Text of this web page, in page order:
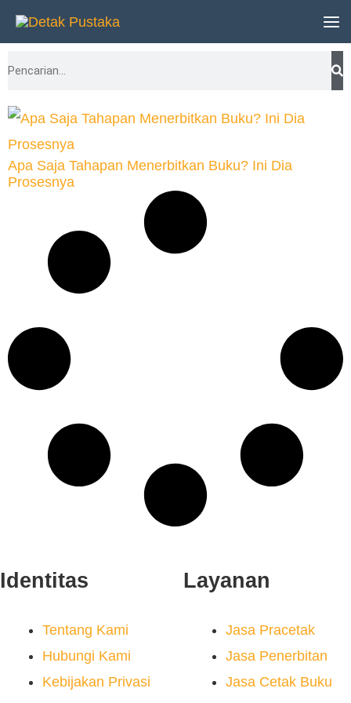
Lewati
konten
Search
Apa Saja Tahapan Menerbitkan Buku? Ini Dia
Prosesnya
Identitas
Tentang Kami
Hubungi Kami
Kebijakan Privasi
Layanan
Jasa Pracetak
Jasa Penerbitan
Jasa Cetak Buku